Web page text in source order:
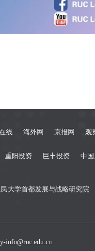
线 海外网 京报网 观
重阳投资 巨丰投资 中
大学首都发展与战略研究院
info@ruc.edu.cn